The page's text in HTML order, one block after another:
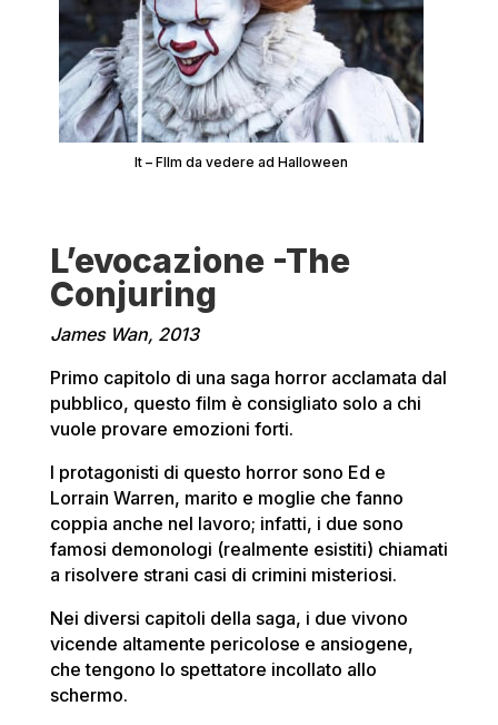
It – FIlm da vedere ad Halloween
L’evocazione -The
Conjuring
James Wan, 2013
Primo capitolo di una saga horror acclamata dal
pubblico, questo film è consigliato solo a chi
vuole provare emozioni forti.
I protagonisti di questo horror sono Ed e
Lorrain Warren, marito e moglie che fanno
coppia anche nel lavoro; infatti, i due sono
famosi demonologi (realmente esistiti) chiamati
a risolvere strani casi di crimini misteriosi.
Nei diversi capitoli della saga, i due vivono
vicende altamente pericolose e ansiogene,
che tengono lo spettatore incollato allo
schermo.